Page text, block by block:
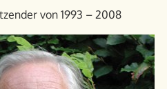
von 1993 – 2008